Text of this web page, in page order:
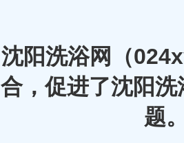
沈阳洗浴网（
合，促进了沈阳
题